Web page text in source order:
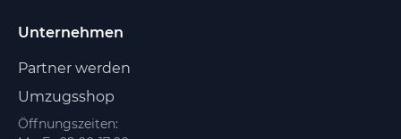
Unternehmen
Partner werden
Umzugsshop
Öffnungszeiten: